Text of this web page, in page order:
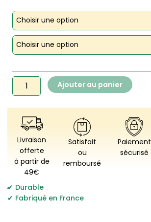
quantité
de
Econotes
Cahier
A4
-
L'Original
Ajouter au panier
Livraison
offerte
à partir de
49€
Satisfait
ou
remboursé
Paiement
sécurisé
Durable
,
Fabriqué en France